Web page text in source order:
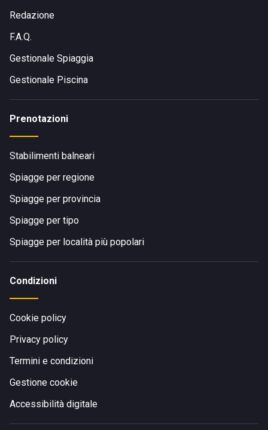
Redazione
F.A.Q.
Gestionale Spiaggia
Gestionale Piscina
Prenotazioni
Stabilimenti balneari
Spiagge per regione
Spiagge per provincia
Spiagge per tipo
Spiagge per località più popolari
Condizioni
Cookie policy
Privacy policy
Termini e condizioni
Gestione cookie
Accessibilità digitale